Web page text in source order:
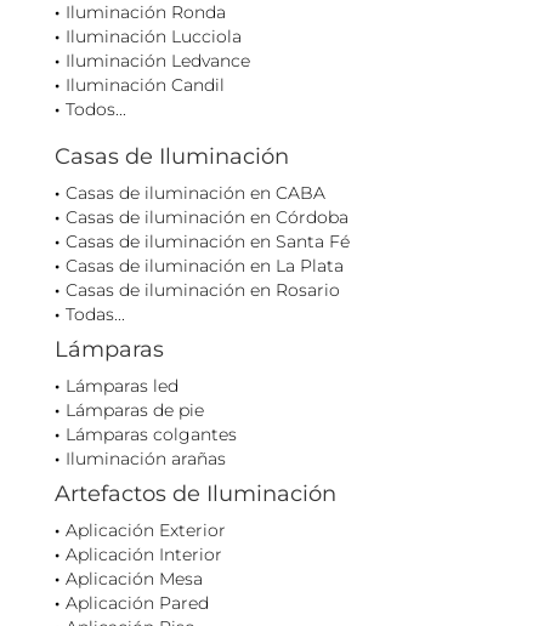
Iluminación Ronda
Iluminación Lucciola
Iluminación Ledvance
Iluminación Candil
Todos...
Casas de Iluminación
Casas de iluminación en CABA
Casas de iluminación en Córdoba
Casas de iluminación en Santa Fé
Casas de iluminación en La Plata
Casas de iluminación en Rosario
Todas...
Lámparas
Lámparas led
Lámparas de pie
Lámparas colgantes
Iluminación arañas
Artefactos de Iluminación
Aplicación Exterior
Aplicación Interior
Aplicación Mesa
Aplicación Pared